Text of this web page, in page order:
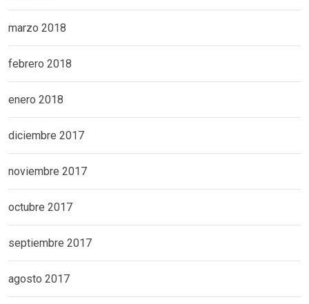
marzo 2018
febrero 2018
enero 2018
diciembre 2017
noviembre 2017
octubre 2017
septiembre 2017
agosto 2017